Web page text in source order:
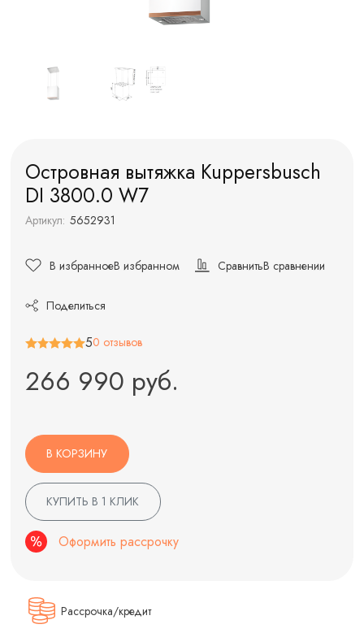
Островная вытяжка Kuppersbusch
DI 3800.0 W7
Артикул: 5652931
В избранноеВ избранном СравнитьВ сравнении
Поделиться
50 отзывов
266 990 руб.
В КОРЗИНУ
КУПИТЬ В 1 КЛИК
Оформить рассрочку
Рассрочка/кредит